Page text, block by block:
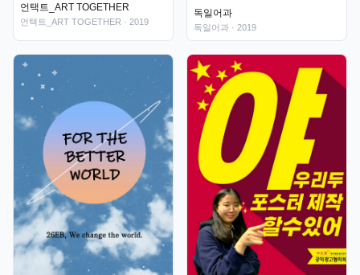
언택트_ART TOGETHER
언택트_ART TOGETHER · 2019
독일어과
독일어과 · 2019